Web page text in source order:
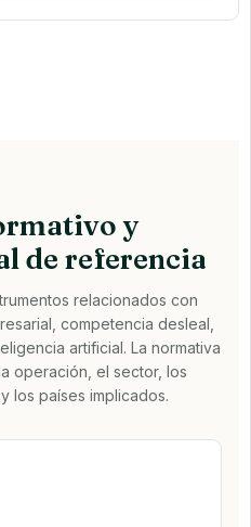
y
de referencia
relacionados con
competencia desleal,
artificial. La normativa
operación, el sector, los
los países implicados.